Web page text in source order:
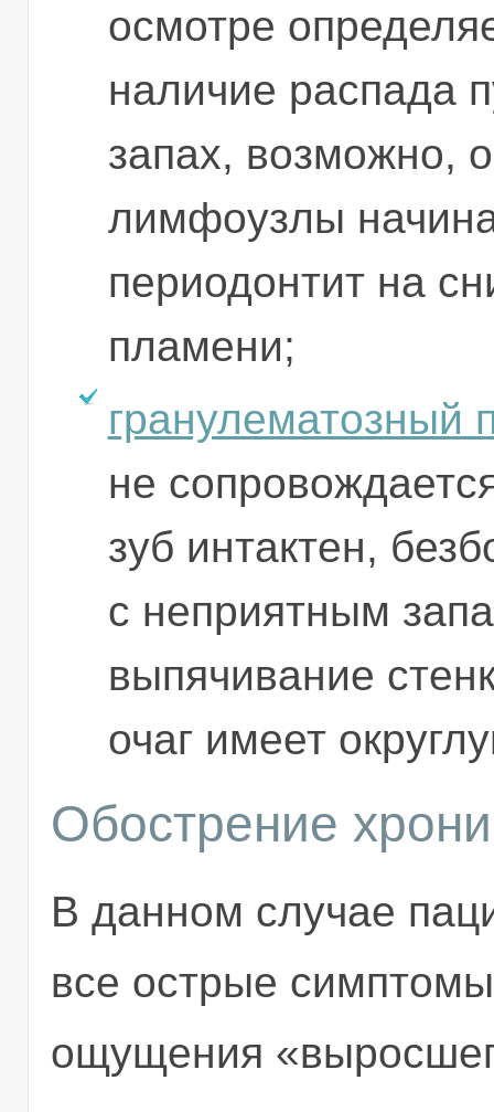
осмотре
наличие распада
запах, возможно,
лимфоузлы
периодонтит на
пламени;
гранулематозный
не
зуб интактен,
с неприятным
выпячивание
очаг имеет
Обострение
В данном случае
все острые
ощущения